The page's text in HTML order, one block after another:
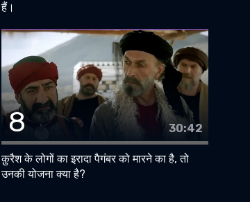
हैं।
8 30:42
क़ुरैश के लोगों का इरादा पैगंबर को मारने का है, तो
उनकी योजना क्या है?